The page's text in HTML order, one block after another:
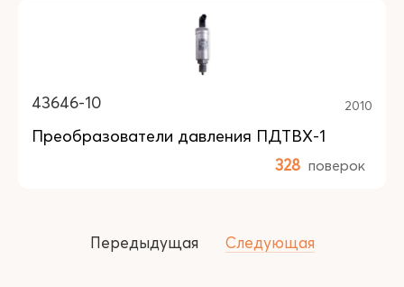
43646-10 2010
Преобразователи давления ПДТВХ-1
328 поверок
Передыдущая Следующая